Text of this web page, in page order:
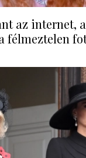
az internet, a
félmeztelen